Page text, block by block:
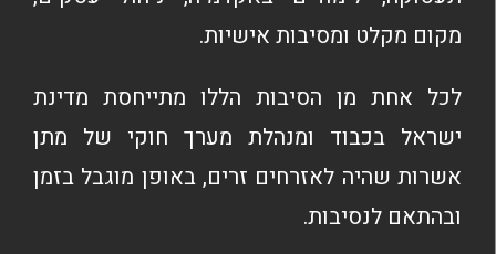
מקום מקלט ומסיבות אישיות.
לכל אחת מן הסיבות הללו מתייחסת מדינת
ישראל בכבוד ומנהלת מערך חוקי של מתן
אשרות שהיה לאזרחים זרים, באופן מוגבל בזמן
ובהתאם לנסיבות.